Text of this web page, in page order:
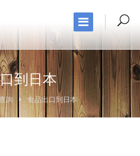
到日本
詢 食品出口到日本